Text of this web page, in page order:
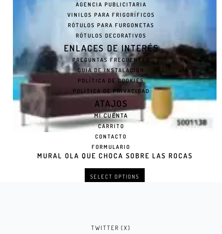
MURAL OLA QUE CHOCA SOBRE LAS ROCAS
SELECT OPTIONS
AGENCIA PUBLICITARIA
VINILOS PARA FRIGORÍFICOS
RÓTULOS PARA FURGONETAS
RÓTULOS DECORATIVOS
ENLACES DE INTERÉS
PREGUNTAS FRECUENTES
GUÍA DE INSTALACIÓN
POLÍTICA DE COOKIES
POLÍTICA DE PRIVACIDAD
ATAJOS
MI CUENTA
CARRITO
CONTACTO
FORMULARIO
TWITTER (X)